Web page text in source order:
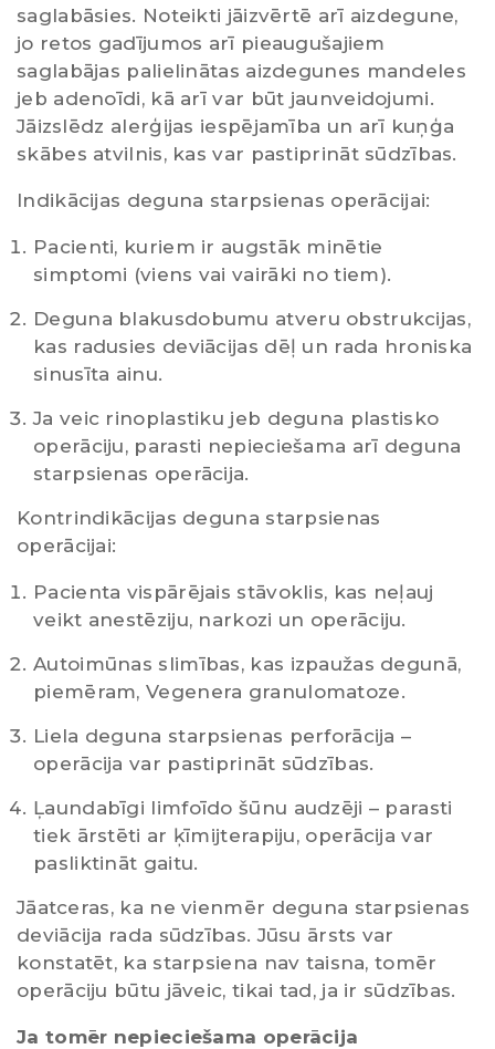
saglabāsies. Noteikti jāizvērtē arī aizdegune,
jo retos gadījumos arī pieaugušajiem
saglabājas palielinātas aizdegunes mandeles
jeb adenoīdi, kā arī var būt jaunveidojumi.
Jāizslēdz alerģijas iespējamība un arī kuņģa
skābes atvilnis, kas var pastiprināt sūdzības.
Indikācijas deguna starpsienas operācijai:
Pacienti, kuriem ir augstāk minētie
simptomi (viens vai vairāki no tiem).
Deguna blakusdobumu atveru obstrukcijas,
kas radusies deviācijas dēļ un rada hroniska
sinusīta ainu.
Ja veic rinoplastiku jeb deguna plastisko
operāciju, parasti nepieciešama arī deguna
starpsienas operācija.
Kontrindikācijas deguna starpsienas
operācijai:
Pacienta vispārējais stāvoklis, kas neļauj
veikt anestēziju, narkozi un operāciju.
Autoimūnas slimības, kas izpaužas degunā,
piemēram, Vegenera granulomatoze.
Liela deguna starpsienas perforācija –
operācija var pastiprināt sūdzības.
Ļaundabīgi limfoīdo šūnu audzēji – parasti
tiek ārstēti ar ķīmijterapiju, operācija var
pasliktināt gaitu.
Jāatceras, ka ne vienmēr deguna starpsienas
deviācija rada sūdzības. Jūsu ārsts var
konstatēt, ka starpsiena nav taisna, tomēr
operāciju būtu jāveic, tikai tad, ja ir sūdzības.
Ja tomēr nepieciešama operācija